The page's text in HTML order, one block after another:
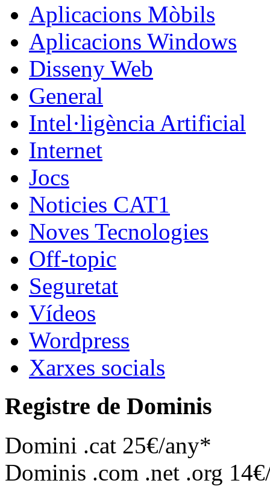
Aplicacions Mòbils
Aplicacions Windows
Disseny Web
General
Intel·ligència Artificial
Internet
Jocs
Noticies CAT1
Noves Tecnologies
Off-topic
Seguretat
Vídeos
Wordpress
Xarxes socials
Registre de Dominis
Domini .cat 25€/any*
Dominis .com .net .org